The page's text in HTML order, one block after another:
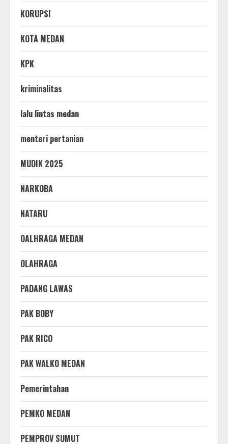
KORUPSI
KOTA MEDAN
KPK
kriminalitas
lalu lintas medan
menteri pertanian
MUDIK 2025
NARKOBA
NATARU
OALHRAGA MEDAN
OLAHRAGA
PADANG LAWAS
PAK BOBY
PAK RICO
PAK WALKO MEDAN
Pemerintahan
PEMKO MEDAN
PEMPROV SUMUT